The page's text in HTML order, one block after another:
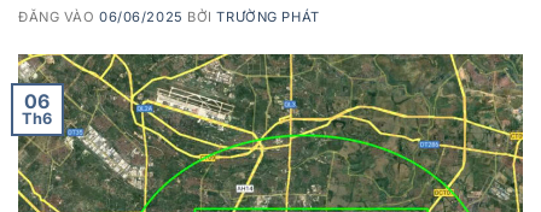
ĐĂNG VÀO06/06/2025 BỞITRƯỜNG PHÁT
06
Th6